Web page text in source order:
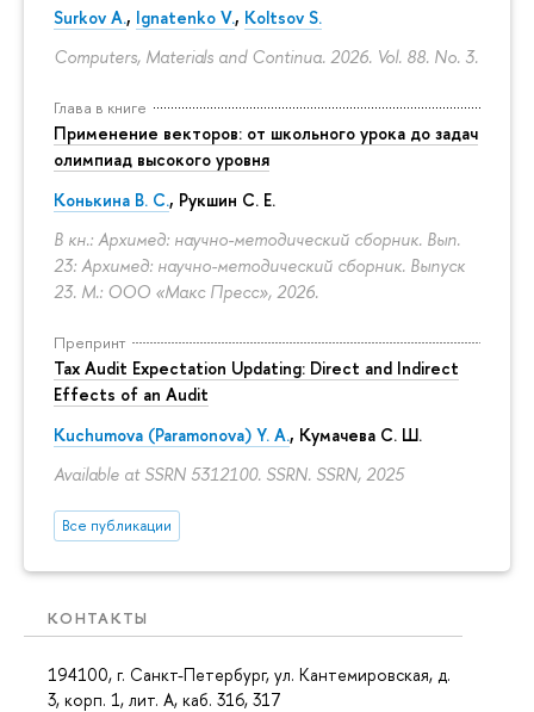
Surkov A., Ignatenko V., Koltsov S.
Computers, Materials and Continua. 2026. Vol. 88. No. 3.
Глава в книге
Применение векторов: от школьного урока до задач
олимпиад высокого уровня
Конькина В. С., Рукшин С. Е.
В кн.: Архимед: научно-методический сборник. Вып.
23: Архимед: научно-методический сборник. Выпуск
23. М.: ООО «Макс Пресс», 2026.
Препринт
Tax Audit Expectation Updating: Direct and Indirect
Effects of an Audit
Kuchumova (Paramonova) Y. A., Кумачева С. Ш.
Available at SSRN 5312100. SSRN. SSRN, 2025
Все публикации
КОНТАКТЫ
194100, г. Санкт-Петербург, ул. Кантемировская, д.
3, корп. 1, лит. А, каб. 316, 317